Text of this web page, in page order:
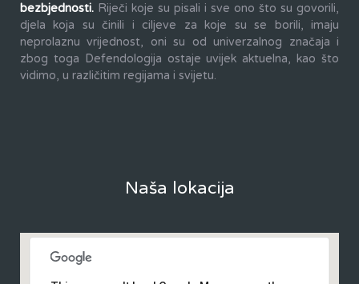
bezbjednosti. Riječi koje su pisali i sve ono što su govorili,
djela koja su činili i ciljeve za koje su se borili, imaju
neprolaznu vrijednost, oni su od univerzalnog značaja i
zbog toga Defendologija ostaje uvijek aktuelna, kao što
vidimo, u različitim regijama i svijetu.
Naša lokacija